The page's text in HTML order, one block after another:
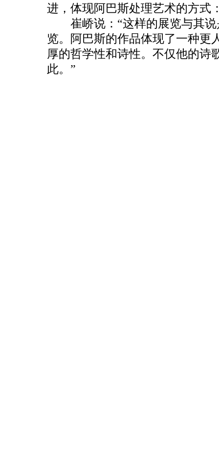
进，体现阿巴斯处理艺术的方式
崔峤说：“这样的展览与其说
览。阿巴斯的作品体现了一种更
厚的哲学性和诗性。不仅他的诗
此。”